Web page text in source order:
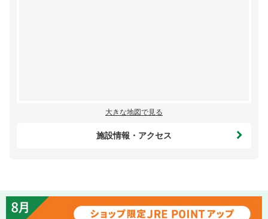
大きな地図で見る
施設情報・アクセス